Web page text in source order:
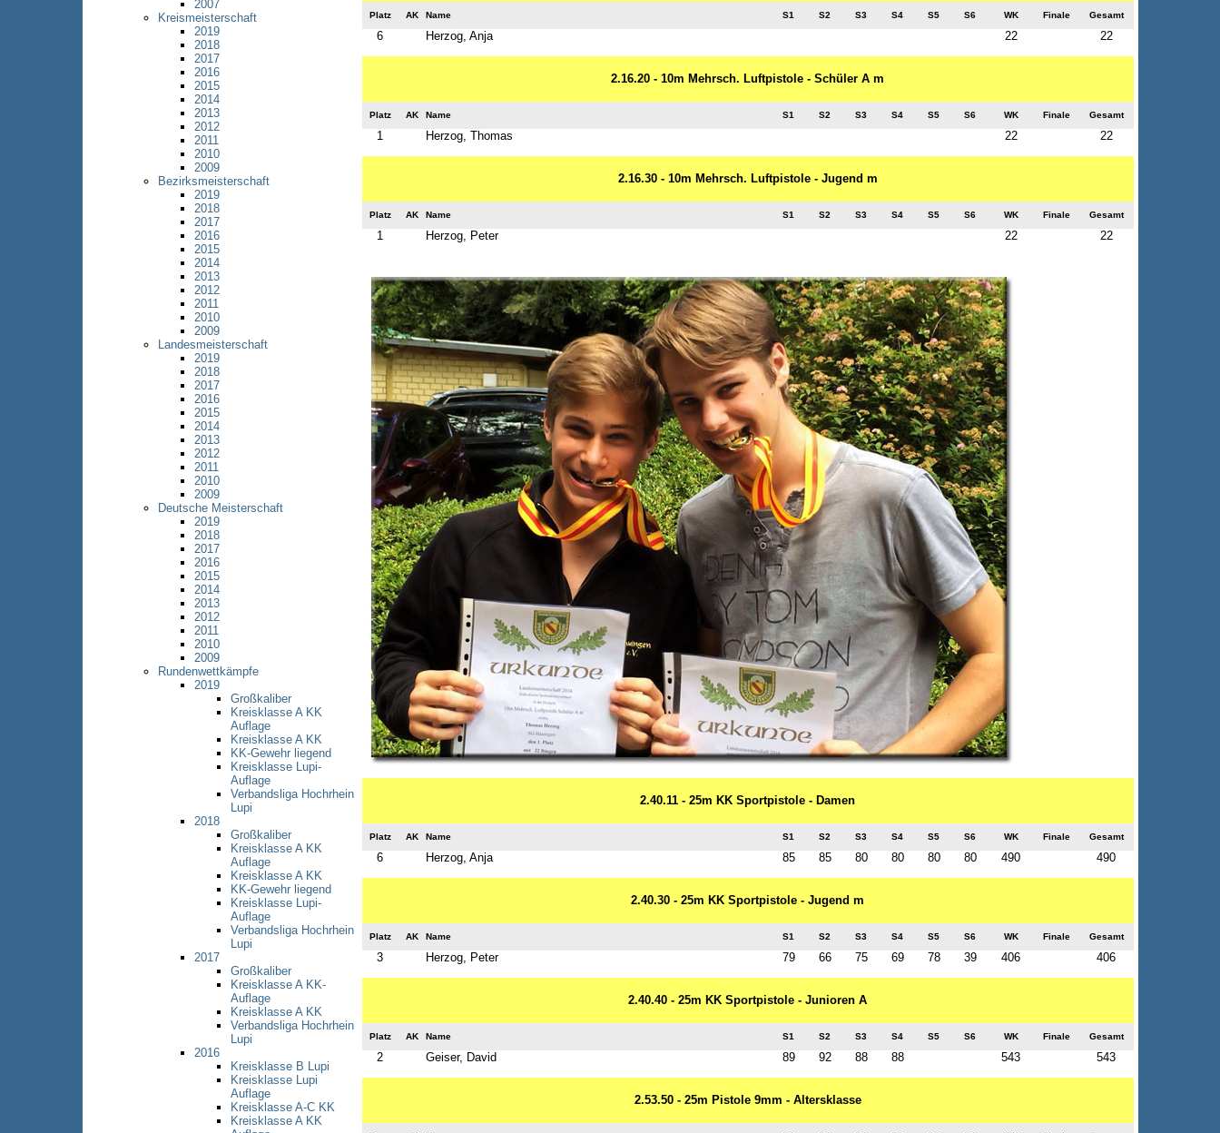
2007
Kreismeisterschaft
2019
2018
2017
2016
2015
2014
2013
2012
2011
2010
2009
Bezirksmeisterschaft
2019
2018
2017
2016
2015
2014
2013
2012
2011
2010
2009
Landesmeisterschaft
2019
2018
2017
2016
2015
2014
2013
2012
2011
2010
2009
Deutsche Meisterschaft
2019
2018
2017
2016
2015
2014
2013
2012
2011
2010
2009
Rundenwettkämpfe
2019
Großkaliber
Kreisklasse A KK
Auflage
Kreisklasse A KK
KK-Gewehr liegend
Kreisklasse Lupi-
Auflage
Verbandsliga Hochrhein
Lupi
2018
Großkaliber
Kreisklasse A KK
Auflage
Kreisklasse A KK
KK-Gewehr liegend
Kreisklasse Lupi-
Auflage
Verbandsliga Hochrhein
Lupi
2017
Großkaliber
Kreisklasse A KK-
Auflage
Kreisklasse A KK
Verbandsliga Hochrhein
Lupi
2016
Kreisklasse B Lupi
Kreisklasse Lupi
Auflage
Kreisklasse A-C KK
Kreisklasse A KK
Platz AK Name S1 S2 S3 S4 S5 S6 WK Finale Gesamt
6 Herzog, Anja 22 22
2.16.20 - 10m Mehrsch. Luftpistole - Schüler A m
Platz AK Name S1 S2 S3 S4 S5 S6 WK Finale Gesamt
1 Herzog, Thomas 22 22
2.16.30 - 10m Mehrsch. Luftpistole - Jugend m
Platz AK Name S1 S2 S3 S4 S5 S6 WK Finale Gesamt
1 Herzog, Peter 22 22
2.40.11 - 25m KK Sportpistole - Damen
Platz AK Name S1 S2 S3 S4 S5 S6 WK Finale Gesamt
6 Herzog, Anja 85 85 80 80 80 80 490 490
2.40.30 - 25m KK Sportpistole - Jugend m
Platz AK Name S1 S2 S3 S4 S5 S6 WK Finale Gesamt
3 Herzog, Peter 79 66 75 69 78 39 406 406
2.40.40 - 25m KK Sportpistole - Junioren A
Platz AK Name S1 S2 S3 S4 S5 S6 WK Finale Gesamt
2 Geiser, David 89 92 88 88 543 543
2.53.50 - 25m Pistole 9mm - Altersklasse